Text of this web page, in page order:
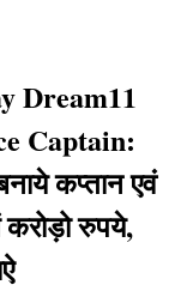
Dream11
Captain:
कप्तान एवं
रुपये,